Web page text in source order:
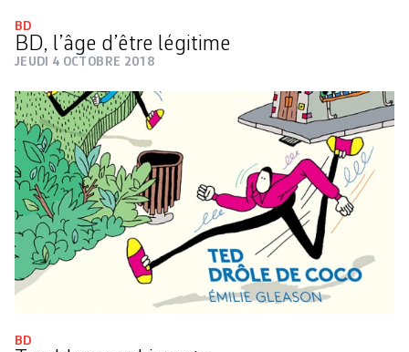
BD
BD, l’âge d’être légitime
JEUDI 4 OCTOBRE 2018
BD